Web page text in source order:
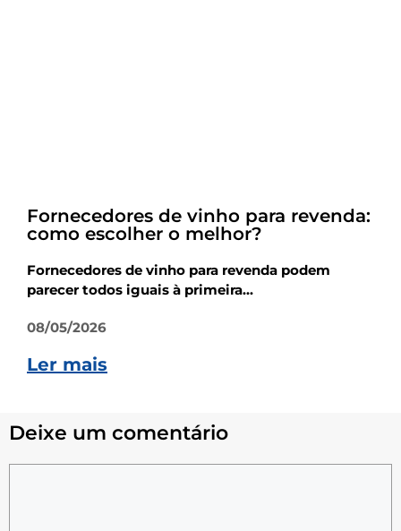
Fornecedores de vinho para revenda:
como escolher o melhor?
Fornecedores de vinho para revenda podem
parecer todos iguais à primeira...
08/05/2026
Ler mais
Deixe um comentário